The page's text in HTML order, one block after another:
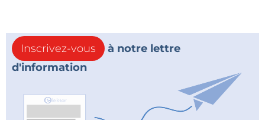
Inscrivez-vous
à notre lettre
d'information